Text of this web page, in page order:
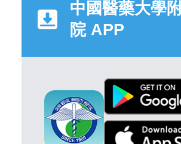
中國醫藥大學
院 APP